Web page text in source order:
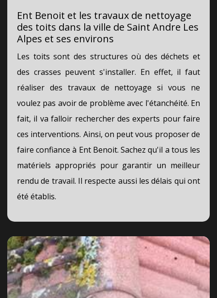
Ent Benoit et les travaux de nettoyage
des toits dans la ville de Saint Andre Les
Alpes et ses environs
Les toits sont des structures où des déchets et
des crasses peuvent s'installer. En effet, il faut
réaliser des travaux de nettoyage si vous ne
voulez pas avoir de problème avec l'étanchéité. En
fait, il va falloir rechercher des experts pour faire
ces interventions. Ainsi, on peut vous proposer de
faire confiance à Ent Benoit. Sachez qu'il a tous les
matériels appropriés pour garantir un meilleur
rendu de travail. Il respecte aussi les délais qui ont
été établis.